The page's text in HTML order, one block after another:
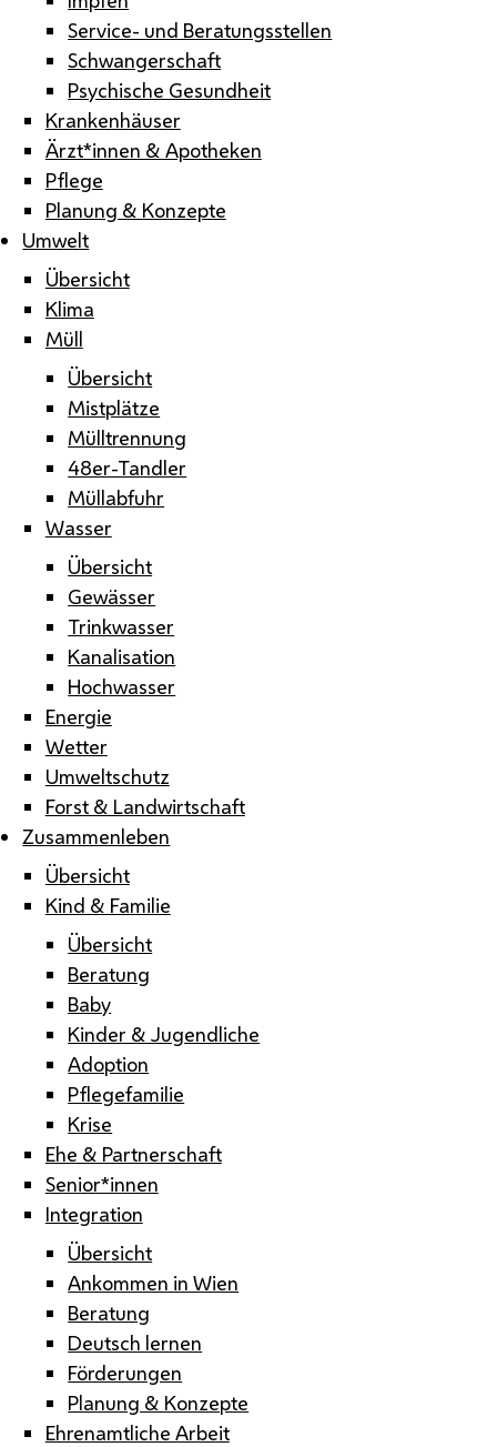
Service- und Beratungsstellen
Schwangerschaft
Psychische Gesundheit
Krankenhäuser
Ärzt*innen & Apotheken
Pflege
Planung & Konzepte
Umwelt
Übersicht
Klima
Müll
Übersicht
Mistplätze
Mülltrennung
48er-Tandler
Müllabfuhr
Wasser
Übersicht
Gewässer
Trinkwasser
Kanalisation
Hochwasser
Energie
Wetter
Umweltschutz
Forst & Landwirtschaft
Zusammenleben
Übersicht
Kind & Familie
Übersicht
Beratung
Baby
Kinder & Jugendliche
Adoption
Pflegefamilie
Krise
Ehe & Partnerschaft
Senior*innen
Integration
Übersicht
Ankommen in Wien
Beratung
Deutsch lernen
Förderungen
Planung & Konzepte
Ehrenamtliche Arbeit